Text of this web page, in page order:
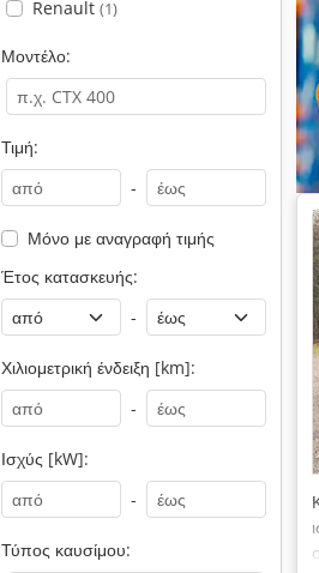
Renault (1)
Μοντέλο:
Τιμή:
-
Μόνο με αναγραφή τιμής
Έτος κατασκευής:
-
Χιλιομετρική ένδειξη [km]:
-
Ισχύς [kW]:
-
Τύπος καυσίμου: